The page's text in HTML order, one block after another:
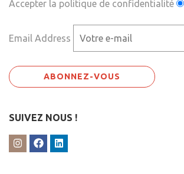
Accepter la politique de confidentialité
Email Address
SUIVEZ NOUS !